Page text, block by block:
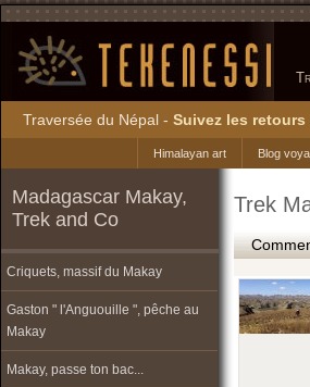
Traversée du Népal - Suivez les retours
Blog
Himalayan art
Madagascar Makay,
Trek and Co
Criquets, massif du Makay
Gaston " l'Anguouille ", pêche au
Makay
Makay, passe ton bac...
Trek